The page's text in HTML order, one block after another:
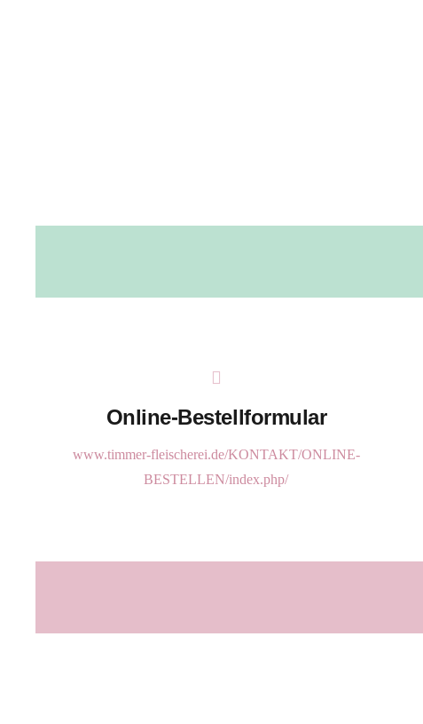
Online-Bestellformular
www.timmer-fleischerei.de/KONTAKT/ONLINE-
BESTELLEN/index.php/